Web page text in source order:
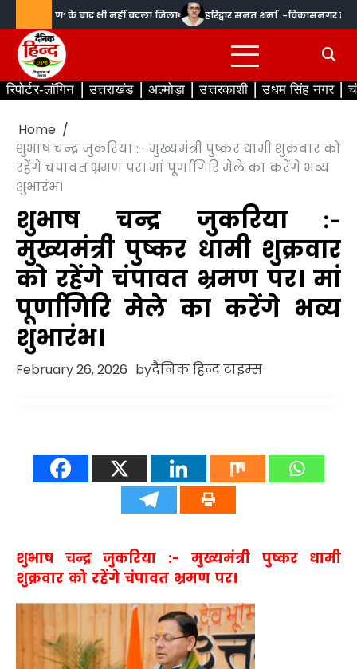
to
content
प्रकरण’ के बाद भी नहीं बदला जिला! हरिद्वार सनत शर्मा :-विकासनगर
रिपोर्टर-लॉगिन उत्तराखंड अल्मोड़ा उत्तरकाशी उधम सिंह नगर
Home
शुभाष चन्द्र जुकरिया :- मुख्यमंत्री पुष्कर धामी शुक्रवार को
रहेंगे चंपावत भ्रमण पर। मां पूर्णागिरि मेले का करेंगे भव्य
शुभारंभ।
शुभाष चन्द्र जुकरिया :-
मुख्यमंत्री पुष्कर धामी शुक्रवार
को रहेंगे चंपावत भ्रमण पर। मां
पूर्णागिरि मेले का करेंगे भव्य
शुभारंभ।
February 26, 2026 byदैनिक हिन्द टाइम्स
शुभाष चन्द्र जुकरिया :- मुख्यमंत्री पुष्कर धामी
शुक्रवार को रहेंगे चंपावत भ्रमण पर।